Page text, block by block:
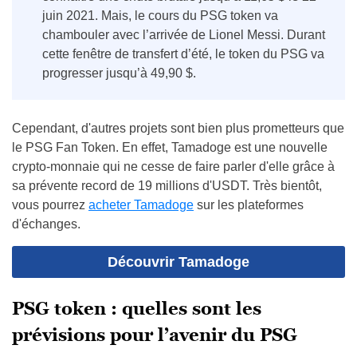
juin 2021. Mais, le cours du PSG token va
chambouler avec l’arrivée de Lionel Messi. Durant
cette fenêtre de transfert d’été, le token du PSG va
progresser jusqu’à 49,90 $.
Cependant, d'autres projets sont bien plus prometteurs que
le PSG Fan Token. En effet, Tamadoge est une nouvelle
crypto-monnaie qui ne cesse de faire parler d'elle grâce à
sa prévente record de 19 millions d'USDT. Très bientôt,
vous pourrez acheter Tamadoge sur les plateformes
d'échanges.
Découvrir Tamadoge
PSG token : quelles sont les
prévisions pour l’avenir du PSG